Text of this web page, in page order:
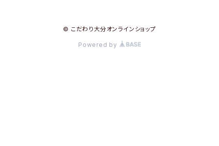
© こだわり大分オンラインショップ
Powered by